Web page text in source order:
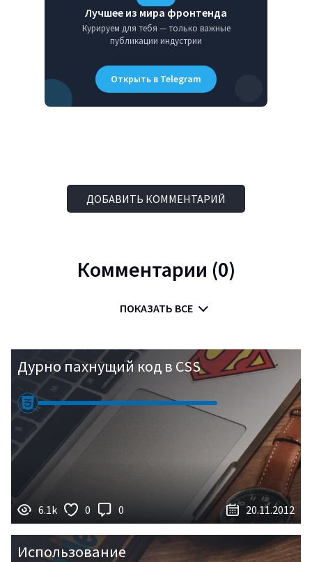
Лучшее из мира фронтенда
Курируем для тебя — только важные
публикации индустрии
Открыть в Telegram
ДОБАВИТЬ КОММЕНТАРИЙ
Комментарии (0)
ПОКАЗАТЬ ВСЕ
Дурно пахнущий код в CSS
6.1k 0 0 20.11.2012
Использование